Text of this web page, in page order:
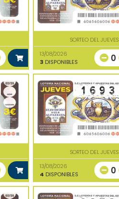
SORTEO DEL JUEVES
13/08/2026
3 DISPONIBLES 0
SORTEO DEL JUEVES
13/08/2026
4 DISPONIBLES 0